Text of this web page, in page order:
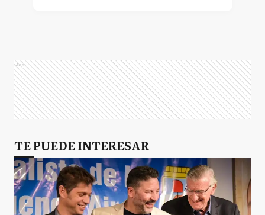
Ads
TE PUEDE INTERESAR